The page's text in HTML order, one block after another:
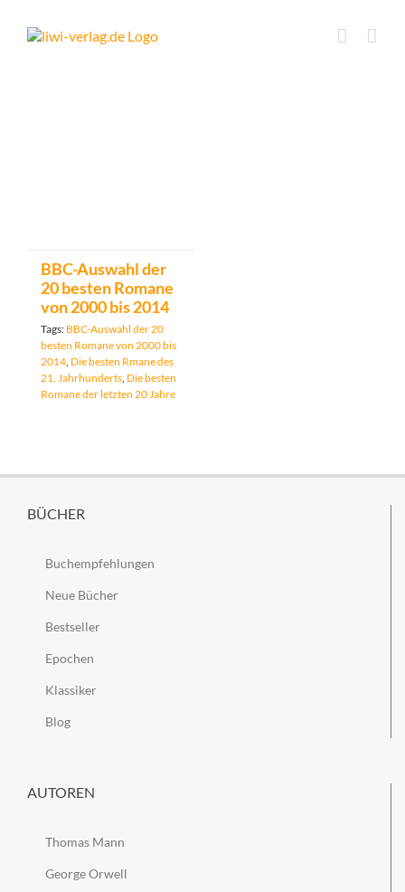
content
BBC-Auswahl der
20 besten Romane
von 2000 bis 2014
Tags: BBC-Auswahl der 20
besten Romane von 2000 bis
2014 Die besten Rmane des
21. Jahrhunderts Die besten
Romane der letzten 20 Jahre
BÜCHER
Buchempfehlungen
Neue Bücher
Bestseller
Epochen
Klassiker
Blog
AUTOREN
Thomas Mann
George Orwell